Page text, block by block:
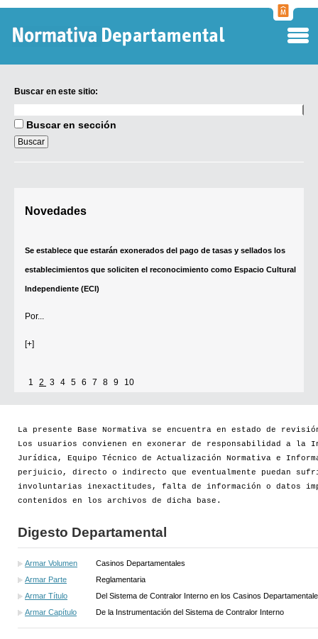
Buscar en este sitio:
en
sitio:
Buscar en sección
Novedades
Se establece que estarán exonerados del pago de tasas y sellados los
establecimientos que soliciten el reconocimiento como Espacio Cultural
Independiente (ECI)
Por...
[+]
1 2 3 4 5 6 7 8 9 10
La presente Base Normativa se encuentra en estado de
Los usuarios convienen en exonerar de responsabilidad a la
Jurídica, Equipo Técnico de Actualización Normativa e
perjuicio, directo o indirecto que eventualmente puedan
involuntarias inexactitudes, falta de información o datos
contenidos en los archivos de dicha base.
Digesto Departamental
Armar Volumen
Casinos Departamentales
Armar Parte
Reglamentaria
Armar Título
Del Sistema de Contralor Interno en los Casinos
Armar Capítulo
De la Instrumentación del Sistema de Contralor Interno